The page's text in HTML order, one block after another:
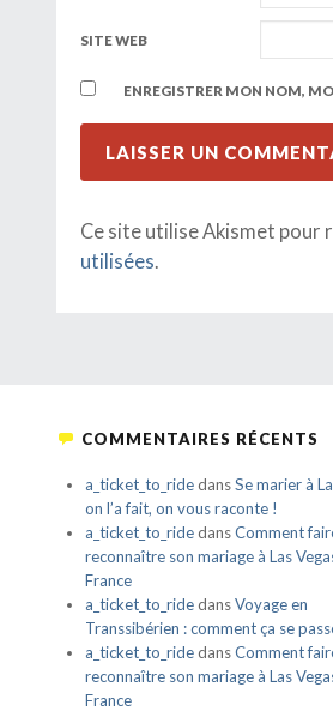
SITE WEB
ENREGISTRER MON NOM,
Ce site utilise Akismet pour
utilisées.
COMMENTAIRES RÉCENTS
a_ticket_to_ridedansSe marier à
on l’a fait, on vous raconte !
a_ticket_to_ridedansComment
reconnaître son mariage à Las
France
a_ticket_to_ridedansVoyage en
Transsibérien : comment ça se
a_ticket_to_ridedansComment
reconnaître son mariage à Las
France